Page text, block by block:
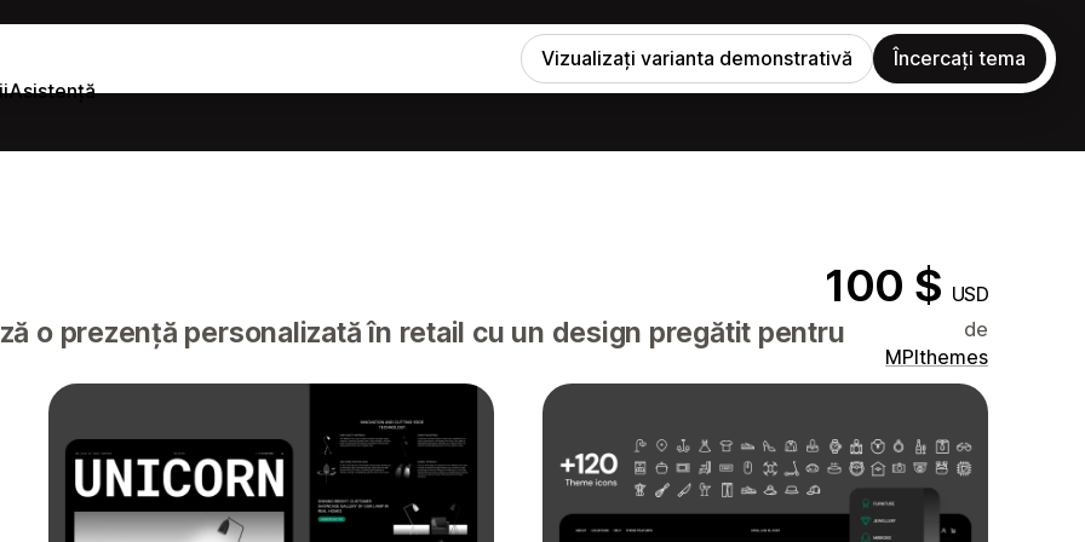
Asistență
Vizualizați varianta demonstrativă Încercați tema
100 $ USD
o prezență personalizată în retail cu un design pregătit pentru
de
MPIthemes